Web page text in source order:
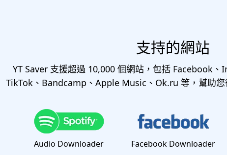
支持的網站
YT Saver 支援超過 10,000 個網站，包括 Facebook
TikTok、Bandcamp、Apple Music、Ok.ru 等，幫助您
Audio Downloader Facebook Downloader